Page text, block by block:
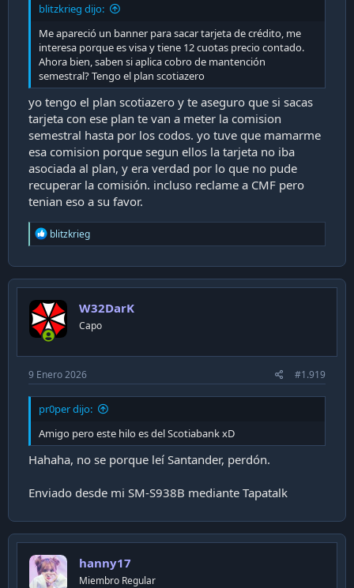
blitzkrieg dijo:
Me apareció un banner para sacar tarjeta de crédito, me
interesa porque es visa y tiene 12 cuotas precio contado.
Ahora bien, saben si aplica cobro de mantención
semestral? Tengo el plan scotiazero
yo tengo el plan scotiazero y te aseguro que si sacas
tarjeta con ese plan te van a meter la comision
semestral hasta por los codos. yo tuve que mamarme
esa comision porque segun ellos la tarjeta no iba
asociada al plan, y era verdad por lo que no pude
recuperar la comisión. incluso reclame a CMF pero
tenian eso a su favor.
R
e
c
t
o
n
s
:
blitzkrieg
W32DarK
Capo
9 Enero 2026 #1.919
pr0per dijo:
Amigo pero este hilo es del Scotiabank xD
Hahaha, no se porque leí Santander, perdón.
Enviado desde mi SM-S938B mediante Tapatalk
hanny17
Miembro Regular